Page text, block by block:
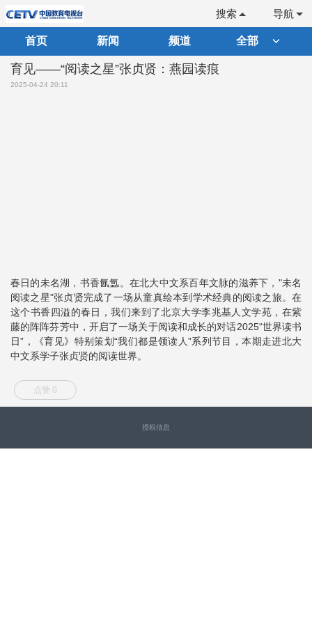
导航
搜索
首页 新闻 频道 全部
育见——“阅读之星”张贞贤：燕园读痕
2025-04-24 20:11
春日的未名湖，书香氤氲。在北大中文系百年文脉的滋养下，"未名
阅读之星"张贞贤完成了一场从童真绘本到学术经典的阅读之旅。在
这个书香四溢的春日，我们来到了北京大学李兆基人文学苑，在紫
藤的阵阵芬芳中，开启了一场关于阅读和成长的对话2025“世界读书
日”，《育见》特别策划“我们都是领读人”系列节目，本期走进北大
中文系学子张贞贤的阅读世界。
点赞 0
授权信息